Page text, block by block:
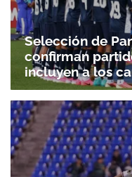
Selección de
confirman
incluyen a los